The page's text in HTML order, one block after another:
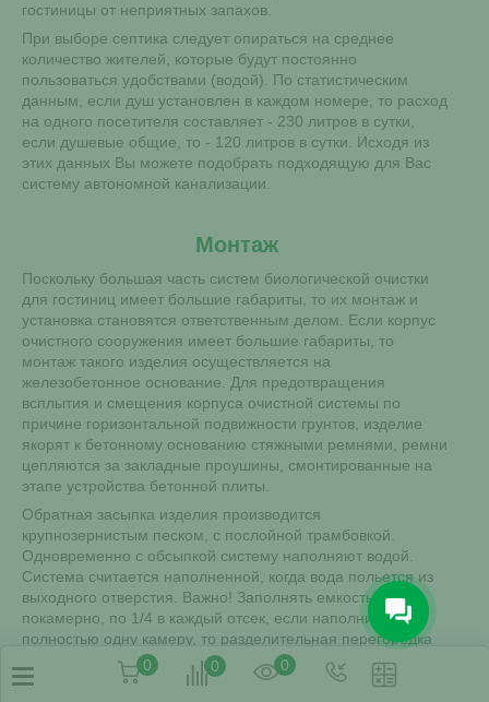
Юлия Голубева
Здравствуйте!
Сейчас у нас распродажа.
Можем предложить Вам
если у вас появятся вопросы.
гостиницы от неприятных запахов.
При выборе септика следует опираться на среднее
количество жителей, которые будут постоянно
пользоваться удобствами (водой). По статистическим
данным, если душ установлен в каждом номере, то расход
на одного посетителя составляет - 230 литров в сутки,
если душевые общие, то - 120 литров в сутки. Исходя из
этих данных Вы можете подобрать подходящую для Вас
систему автономной канализации.
Монтаж
Поскольку большая часть систем биологической очистки
для гостиниц имеет большие габариты, то их монтаж и
установка становятся ответственным делом. Если корпус
очистного сооружения имеет большие габариты, то
монтаж такого изделия осуществляется на
железобетонное основание. Для предотвращения
всплытия и смещения корпуса очистной системы по
причине горизонтальной подвижности грунтов, изделие
якорят к бетонному основанию стяжными ремнями, ремни
цепляются за закладные проушины, смонтированные на
этапе устройства бетонной плиты.
Обратная засыпка изделия производится
крупнозернистым песком, с послойной трамбовкой.
Одновременно с обсыпкой систему наполняют водой.
Система считается наполненной, когда вода польется из
выходного отверстия. Важно! Заполнять емкость водой
покамерно, по 1/4 в каждый отсек, если наполнить
полностью одну камеру, то разделительная перегородка
не выдержит избыточного давления воды и ее попросту
сорвёт с креплений.
0 0 0